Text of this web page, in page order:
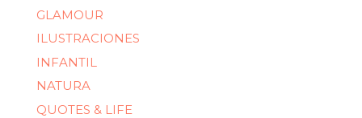
GLAMOUR
ILUSTRACIONES
INFANTIL
NATURA
QUOTES & LIFE